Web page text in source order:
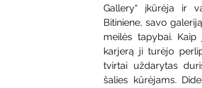
Gallery“ įkūrėja ir
Bitiniene, savo
meilės tapybai.
karjerą ji turėjo
tvirtai uždarytas
šalies kūrėjams.